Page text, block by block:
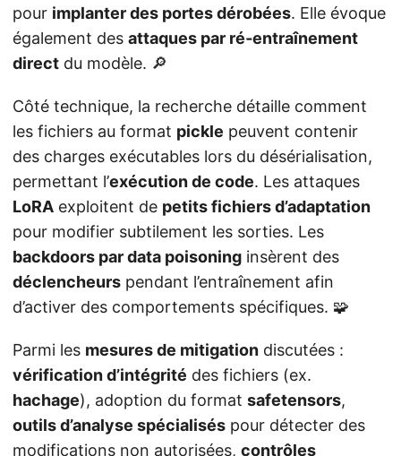
pour implanter des portes dérobées. Elle évoque
également des attaques par ré‑entraînement
direct du modèle. 🔎
Côté technique, la recherche détaille comment
les fichiers au format pickle peuvent contenir
des charges exécutables lors du désérialisation,
permettant l’exécution de code. Les attaques
LoRA exploitent de petits fichiers d’adaptation
pour modifier subtilement les sorties. Les
backdoors par data poisoning insèrent des
déclencheurs pendant l’entraînement afin
d’activer des comportements spécifiques. 🧩
Parmi les mesures de mitigation discutées :
vérification d’intégrité des fichiers (ex.
hachage), adoption du format safetensors,
outils d’analyse spécialisés pour détecter des
modifications non autorisées, contrôles